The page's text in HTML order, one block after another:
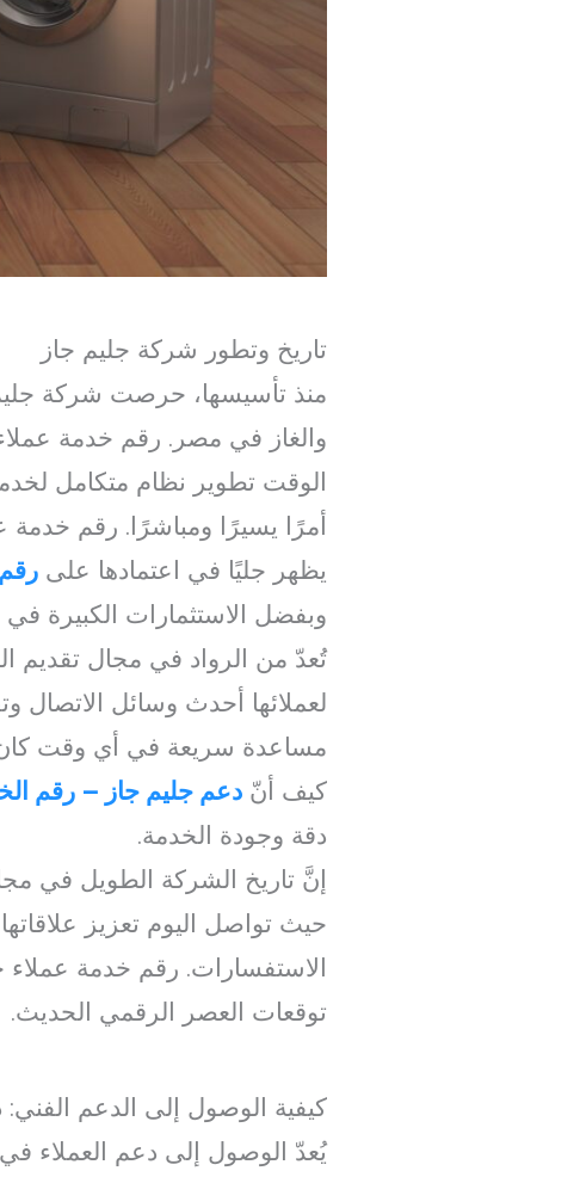
تاريخ وتطور شركة جليم جاز
منذ تأسيسها، حرصت شركة جليم
والغاز في مصر. رقم خدمة
الوقت تطوير نظام متكامل
أمرًا يسيرًا ومباشرًا. رقم خدمة
يظهر جليًا في اعتمادها على
وبفضل الاستثمارات الكبيرة في
تُعدّ من الرواد في مجال تقديم
لعملائها أحدث وسائل الاتصال
مساعدة سريعة في أي وقت كان.
كيف أنّدعم جليم جاز – رقم
دقة وجودة الخدمة.
إنَّ تاريخ الشركة الطويل في
حيث تواصل اليوم تعزيز
الاستفسارات. رقم خدمة عملاء
توقعات العصر الرقمي الحديث.
كيفية الوصول إلى الدعم
يُعدّ الوصول إلى دعم العملاء